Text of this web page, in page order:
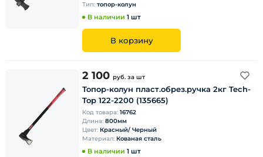
Тип: топор-колун
В наличии 1 шт
В корзину
2 100 руб. за шт
Топор-колун пласт.обрез.ручка 2кг Tech-
Top 122-2200 (135665)
Код товара: 16762
Длина: 800мм
Цвет: Красный/ Черный
Материал: Кованая сталь
В наличии 1 шт